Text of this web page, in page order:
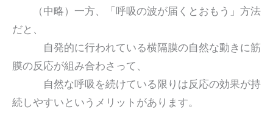
（中略）一方、「呼吸の波が届くとおもう」方法
だと、
自発的に行われている横隔膜の自然な動きに筋
膜の反応が組み合わさって、
自然な呼吸を続けている限りは反応の効果が持
続しやすいというメリットがあります。